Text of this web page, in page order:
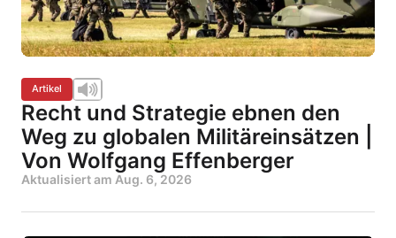
Artikel
Recht und Strategie ebnen den
Weg zu globalen Militäreinsätzen |
Von Wolfgang Effenberger
Aktualisiert am Aug. 6, 2026